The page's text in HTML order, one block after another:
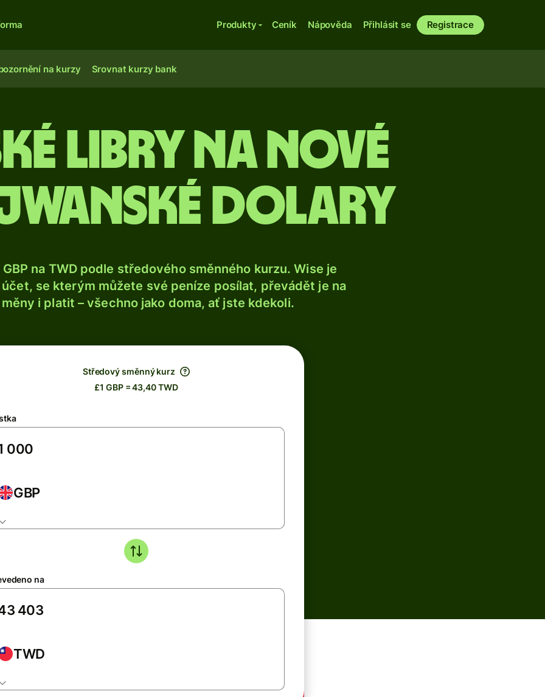
Produkty Ceník Nápověda Přihlásit se Registrace
na kurzy Srovnat kurzy bank
libry na nové
dolary
na TWD podle středového směnného kurzu. Wise je
se kterým můžete své peníze posílat, převádět je na
i platit – všechno jako doma, ať jste kdekoli.
Středový směnný kurz
£1 GBP = 43,40 TWD
GBP
na
TWD